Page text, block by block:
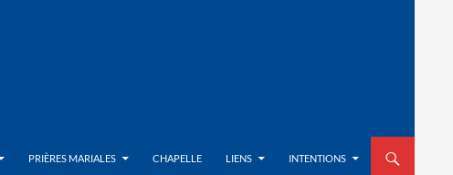
PRIÈRES MARIALES CHAPELLE LIENS INTENTIONS